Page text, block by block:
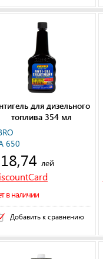
для дизельного
топлива 354 мл
650
лей
в наличии
Добавить к сравнению